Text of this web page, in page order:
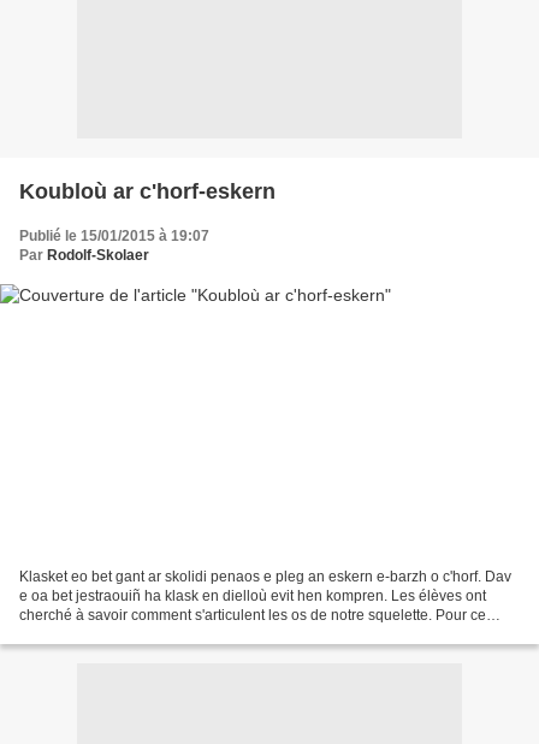
Koubloù ar c'horf-eskern
Publié le 15/01/2015 à 19:07
Par Rodolf-Skolaer
Klasket eo bet gant ar skolidi penaos e pleg an eskern e-barzh o c'horf. Dav
e oa bet jestraouiñ ha klask en dielloù evit hen kompren. Les élèves ont
cherché à savoir comment s'articulent les os de notre squelette. Pour ce